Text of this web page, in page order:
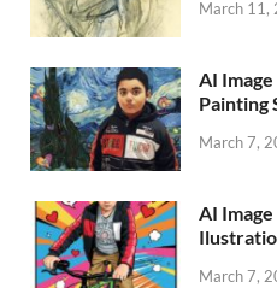
March 11,
AI
Painting
March 7,
AI
March 7,